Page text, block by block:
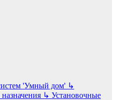
'Умный дом' ↳
↳ Установочные